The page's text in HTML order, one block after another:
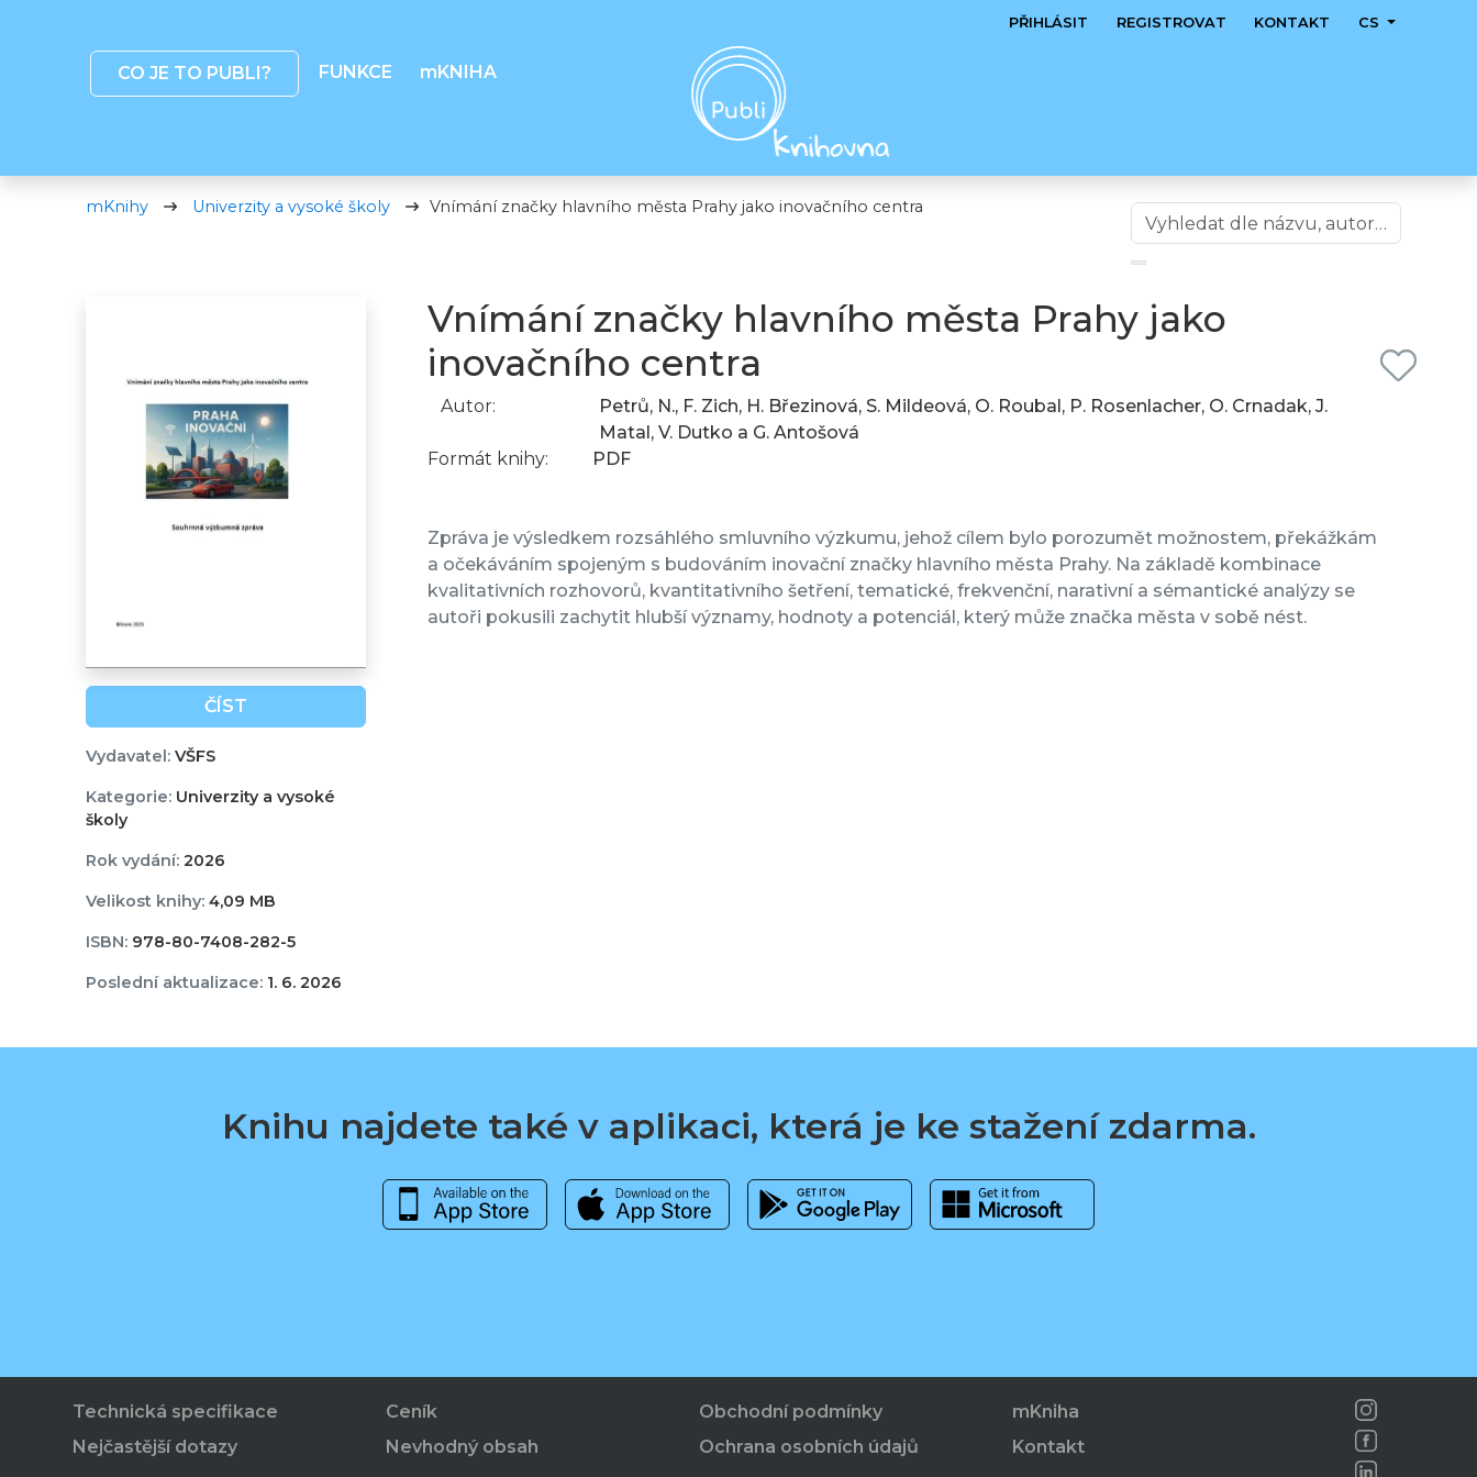
CO JE TO PUBLI? FUNKCE mKNIHA
PŘIHLÁSIT REGISTROVAT KONTAKT CS
mKnihy Univerzity a vysoké školy Vnímání značky hlavního města Prahy jako inovačního centra
ČÍST
Vydavatel:VŠFS
Kategorie:Univerzity a vysoké
školy
Rok vydání:2026
Velikost knihy:4,09 MB
ISBN:978-80-7408-282-5
Poslední aktualizace:1. 6. 2026
Vnímání značky hlavního města Prahy jako
inovačního centra
Autor:
Petrů, N., F. Zich, H. Březinová, S. Mildeová, O. Roubal, P. Rosenlacher, O. Crnadak, J.
Matal, V. Dutko a G. Antošová
Formát knihy:
PDF
Zpráva je výsledkem rozsáhlého smluvního výzkumu, jehož cílem bylo porozumět možnostem, překážkám
a očekáváním spojeným s budováním inovační značky hlavního města Prahy. Na základě kombinace
kvalitativních rozhovorů, kvantitativního šetření, tematické, frekvenční, narativní a sémantické analýzy se
autoři pokusili zachytit hlubší významy, hodnoty a potenciál, který může značka města v sobě nést.
Knihu najdete také v aplikaci, která je ke stažení zdarma.
Technická specifikace
Nejčastější dotazy
Ceník
Nevhodný obsah
Obchodní podmínky
Ochrana osobních údajů
mKniha
Kontakt